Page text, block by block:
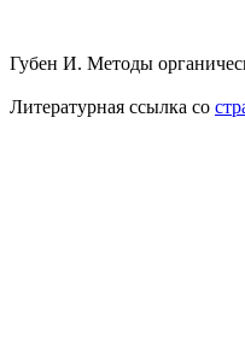
Губен И. Методы
Литературная ссылка со